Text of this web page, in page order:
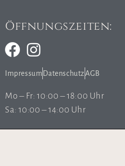
Öffnungszeiten:
Impressum DatenschutzAGB
Mo – Fr: 10:00 – 18:00 Uhr
Sa: 10:00 – 14:00 Uhr